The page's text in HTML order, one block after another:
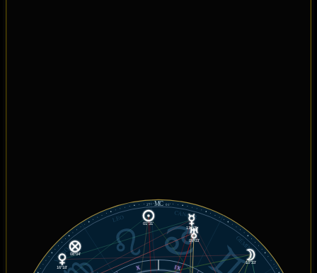
27° MC 01'
GÉMINIS
CÁNCER
LEO
VIRGO
X IX
01°31'
10°33'
11°53'
16°18'
09°03'
08°04'